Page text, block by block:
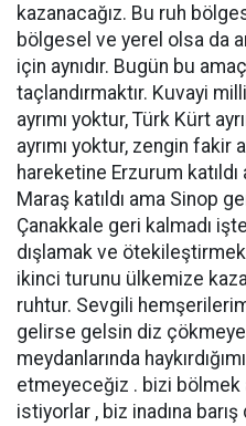
kazanacağız. Bu ruh
bölgesel ve yerel olsa da
için aynıdır. Bugün bu
taçlandırmaktır. Kuvayi
ayrımı yoktur, Türk Kürt
ayrımı yoktur, zengin fakir
hareketine Erzurum
Maraş katıldı ama Sinop
Çanakkale geri kalmadı
dışlamak ve
ikinci turunu ülkemize
ruhtur. Sevgili
gelirse gelsin diz
meydanlarında
etmeyeceğiz . bizi bölmek
istiyorlar , biz inadına